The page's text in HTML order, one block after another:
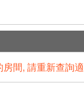
間, 請重新查詢